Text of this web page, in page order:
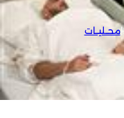
|محــليــات